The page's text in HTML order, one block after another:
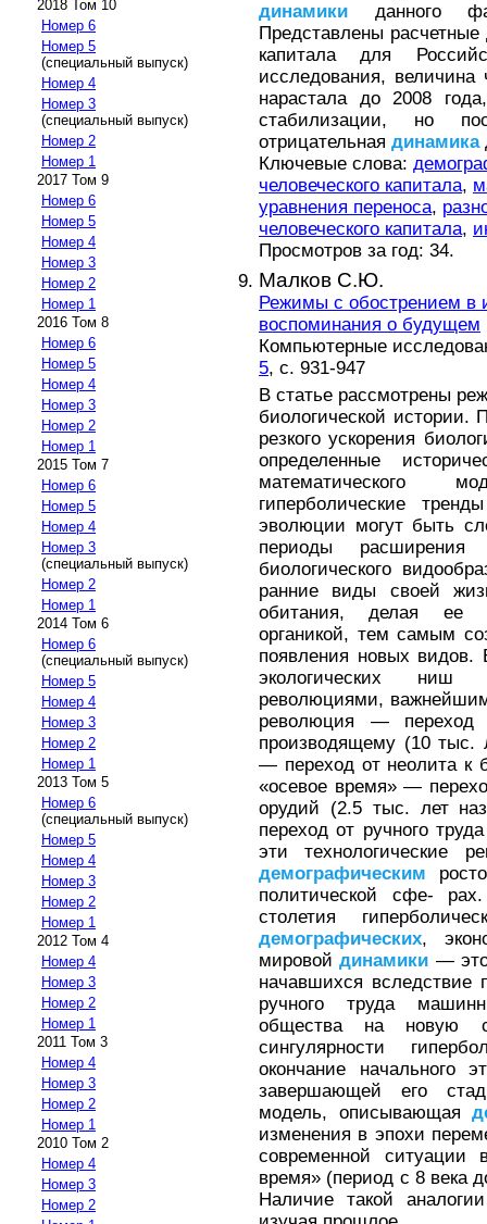
2018 Том 10
Номер 6
Номер 5
(специальный выпуск)
Номер 4
Номер 3
(специальный выпуск)
Номер 2
Номер 1
2017 Том 9
Номер 6
Номер 5
Номер 4
Номер 3
Номер 2
Номер 1
2016 Том 8
Номер 6
Номер 5
Номер 4
Номер 3
Номер 2
Номер 1
2015 Том 7
Номер 6
Номер 5
Номер 4
Номер 3
(специальный выпуск)
Номер 2
Номер 1
2014 Том 6
Номер 6
(специальный выпуск)
Номер 5
Номер 4
Номер 3
Номер 2
Номер 1
2013 Том 5
Номер 6
(специальный выпуск)
Номер 5
Номер 4
Номер 3
Номер 2
Номер 1
2012 Том 4
Номер 4
Номер 3
Номер 2
Номер 1
2011 Том 3
Номер 4
Номер 3
Номер 2
Номер 1
2010 Том 2
Номер 4
Номер 3
Номер 2
динамики данного
Представлены
капитала для
исследования, величина
нарастала до 2008
стабилизации, но
отрицательная динамика
Ключевые слова:
человеческого капитала,
уравнения переноса,
человеческого капитала,
Просмотров за год: 34.
Малков С.Ю.
Режимы с обострением в
воспоминания о будущем
Компьютерные
5, с. 931-947
В статье рассмотрены
биологической истории.
резкого ускорения
определенные
математического
гиперболические
эволюции могут быть
периоды расширения
биологического
ранние виды своей
обитания, делая ее
органикой, тем самым
появления новых видов.
экологических ниш
революциями,
революция — переход
производящему (10 тыс.
— переход от неолита к
«осевое время» —
орудий (2.5 тыс. лет
переход от ручного
эти технологические
демографическим
политической сфе-
столетия
демографических,
мировойдинамики —
начавшихся
ручного труда
общества на новую
сингулярности
окончание начального
завершающей его
модель, описывающая
изменения в эпохи
современной ситуации
время» (период с 8 века
Наличие такой